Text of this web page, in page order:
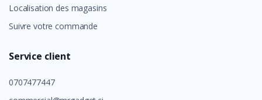
Localisation des magasins
Suivre votre commande
Service client
0707477447